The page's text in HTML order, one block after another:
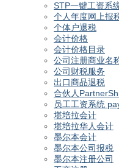
STP一键工资系
个人年度网上报
个体户退税
会计价格
会计价格目录
公司注册商业名
公司财税服务
出口商品退税
合伙人
员工工资系统
堪培拉会计
堪培拉华人会计
墨尔本会计
墨尔本公司报税
墨尔本注册公司